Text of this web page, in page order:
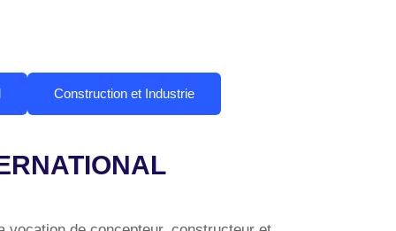
Construction et Industrie